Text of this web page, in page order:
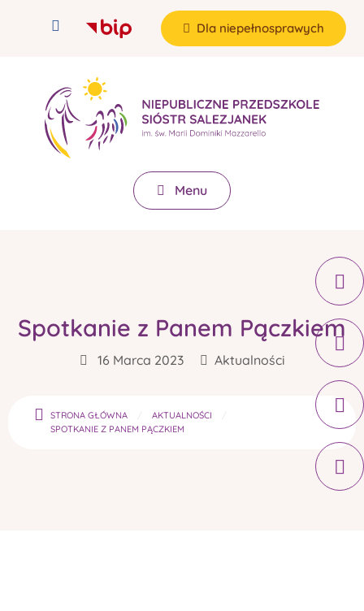
Dla niepełnosprawych
Menu
Spotkanie z Panem Pączkiem
16 Marca 2023 Aktualności
STRONA GŁÓWNA
AKTUALNOŚCI
SPOTKANIE Z PANEM PĄCZKIEM